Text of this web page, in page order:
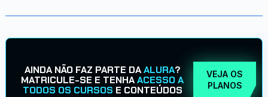
AINDA NÃO FAZ PARTE DAALURA?
MATRICULE-SE E TENHAACESSO A
TODOS OS CURSOS E CONTEÚDOS
VEJA OS
PLANOS